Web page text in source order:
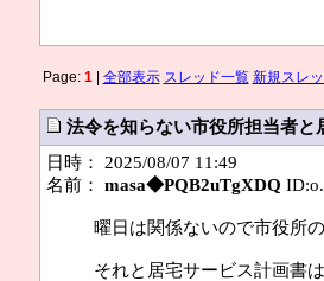
Page: 1| 全部表示 スレッド一覧 新規スレ
法令を知らない市役所担当者と
日時： 2025/08/07 11:49
名前： masa◆PQB2uTgXDQ
曜日は関係ないので市役所
それと居宅サービス計画書